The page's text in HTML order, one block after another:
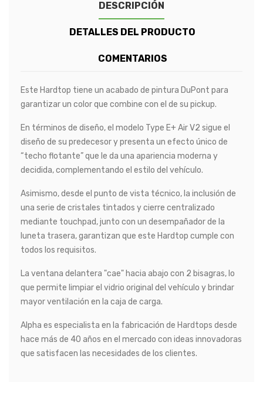
DESCRIPCIÓN
DETALLES DEL PRODUCTO
COMENTARIOS
Este Hardtop tiene un acabado de pintura DuPont para
garantizar un color que combine con el de su pickup.
En términos de diseño, el modelo Type E+ Air V2 sigue el
diseño de su predecesor y presenta un efecto único de
“techo flotante” que le da una apariencia moderna y
decidida, complementando el estilo del vehículo.
Asimismo, desde el punto de vista técnico, la inclusión de
una serie de cristales tintados y cierre centralizado
mediante touchpad, junto con un desempañador de la
luneta trasera, garantizan que este Hardtop cumple con
todos los requisitos.
La ventana delantera "cae" hacia abajo con 2 bisagras, lo
que permite limpiar el vidrio original del vehículo y brindar
mayor ventilación en la caja de carga.
Alpha es especialista en la fabricación de Hardtops desde
hace más de 40 años en el mercado con ideas innovadoras
que satisfacen las necesidades de los clientes.